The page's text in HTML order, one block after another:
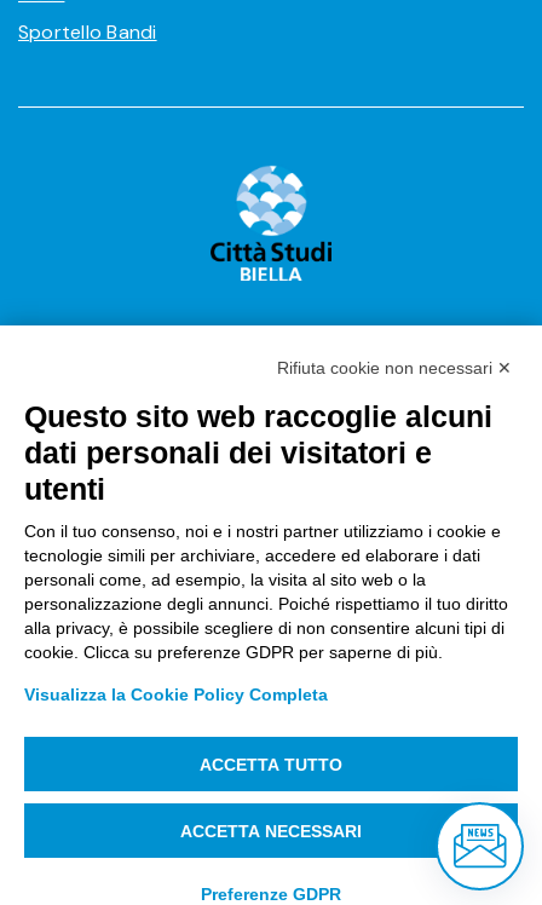
Sportello Bandi
Città Studi S.p.A.
Sede Legale Corso G. Pella, 2 – 13900 Biella Italy –
18.235.000,00
Registro Imprese Biella C. F. e numero 01491490023 –
R.E.A. CCIAA BI n. 142579 – Partita IVA 01491490023
PEC:amm.cittastudi@pec.ptbiellese.it–
megaweb@pec.ptbiellese.it
Informative Privacy–Privacy Policy
preferenze Cookie–Whistleblowing– Designed by
Koodit
Rifiuta cookie non necessari ✕
Questo sito web raccoglie alcuni
dati personali dei visitatori e
utenti
Con il tuo consenso, noi e i nostri partner utilizziamo i cookie e
tecnologie simili per archiviare, accedere ed elaborare i dati
personali come, ad esempio, la visita al sito web o la
personalizzazione degli annunci. Poiché rispettiamo il tuo diritto
alla privacy, è possibile scegliere di non consentire alcuni tipi di
cookie. Clicca su preferenze GDPR per saperne di più.
Visualizza la Cookie Policy Completa
ACCETTA TUTTO
ACCETTA NECESSARI
Preferenze GDPR